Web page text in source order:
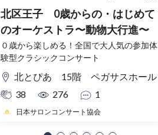
北区王子 0歳からの・はじめて
のオーケストラ〜動物大行進〜
０歳から楽しめる！全国で大人気の参加体
験型クラシックコンサート
北とぴあ 15階 ペガサスホール
38
276 1
日本サロンコンサート協会